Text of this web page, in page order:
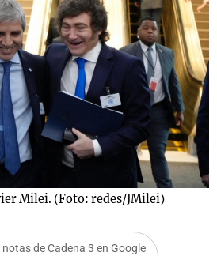
Milei. (Foto: redes/JMilei)
de Cadena 3 en Google